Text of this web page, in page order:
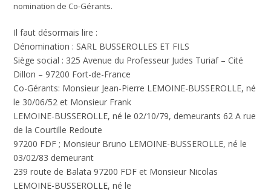
nomination de Co-Gérants.
Il faut désormais lire :
Dénomination : SARL BUSSEROLLES ET FILS
Siège social : 325 Avenue du Professeur Judes Turiaf – Cité
Dillon – 97200 Fort-de-France
Co-Gérants: Monsieur Jean-Pierre LEMOINE-BUSSEROLLE, né
le 30/06/52 et Monsieur Frank
LEMOINE-BUSSEROLLE, né le 02/10/79, demeurants 62 A rue
de la Courtille Redoute
97200 FDF ; Monsieur Bruno LEMOINE-BUSSEROLLE, né le
03/02/83 demeurant
239 route de Balata 97200 FDF et Monsieur Nicolas
LEMOINE-BUSSEROLLE, né le